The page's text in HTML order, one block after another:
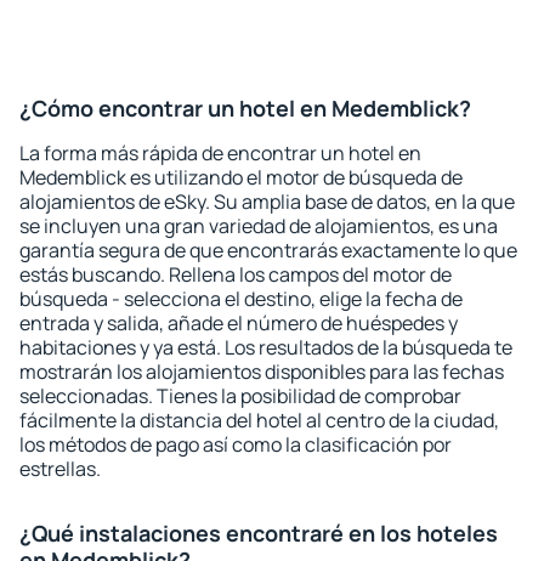
¿Cómo encontrar un hotel en Medemblick?
La forma más rápida de encontrar un hotel en
Medemblick es utilizando el motor de búsqueda de
alojamientos de eSky. Su amplia base de datos, en la que
se incluyen una gran variedad de alojamientos, es una
garantía segura de que encontrarás exactamente lo que
estás buscando. Rellena los campos del motor de
búsqueda - selecciona el destino, elige la fecha de
entrada y salida, añade el número de huéspedes y
habitaciones y ya está. Los resultados de la búsqueda te
mostrarán los alojamientos disponibles para las fechas
seleccionadas. Tienes la posibilidad de comprobar
fácilmente la distancia del hotel al centro de la ciudad,
los métodos de pago así como la clasificación por
estrellas.
¿Qué instalaciones encontraré en los hoteles